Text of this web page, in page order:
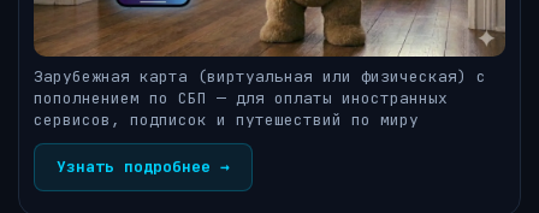
Зарубежная карта (виртуальная или физическая) с
пополнением по СБП — для оплаты иностранных
сервисов, подписок и путешествий по миру
Узнать подробнее →